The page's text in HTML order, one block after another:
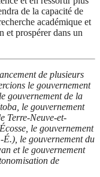
de la capacité de
académique et
et prospérer dans un
de plusieurs
le gouvernement
gouvernement de la
le gouvernement
Terre-Neuve-et-
le gouvernement
le gouvernement du
et le gouvernement
de